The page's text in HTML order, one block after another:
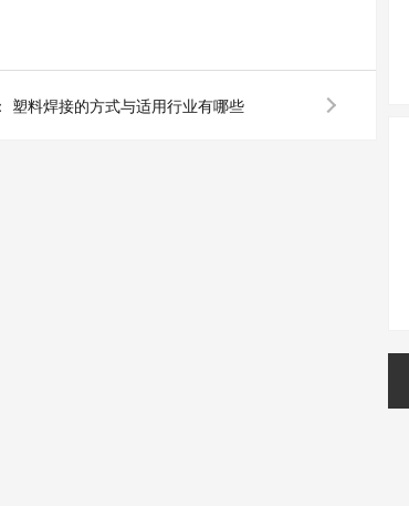
塑料焊接的方式与适用行业有哪些